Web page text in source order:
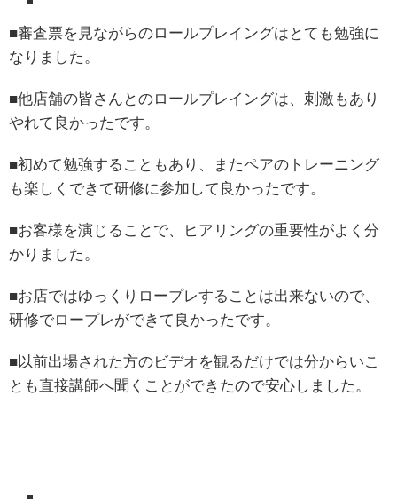
■審査票を見ながらのロールプレイングはとても勉強に
なりました。
■他店舗の皆さんとのロールプレイングは、刺激もあり
やれて良かったです。
■初めて勉強することもあり、またペアのトレーニング
も楽しくできて研修に参加して良かったです。
■お客様を演じることで、ヒアリングの重要性がよく分
かりました。
■お店ではゆっくりロープレすることは出来ないので、
研修でロープレができて良かったです。
■以前出場された方のビデオを観るだけでは分からいこ
とも直接講師へ聞くことができたので安心しました。